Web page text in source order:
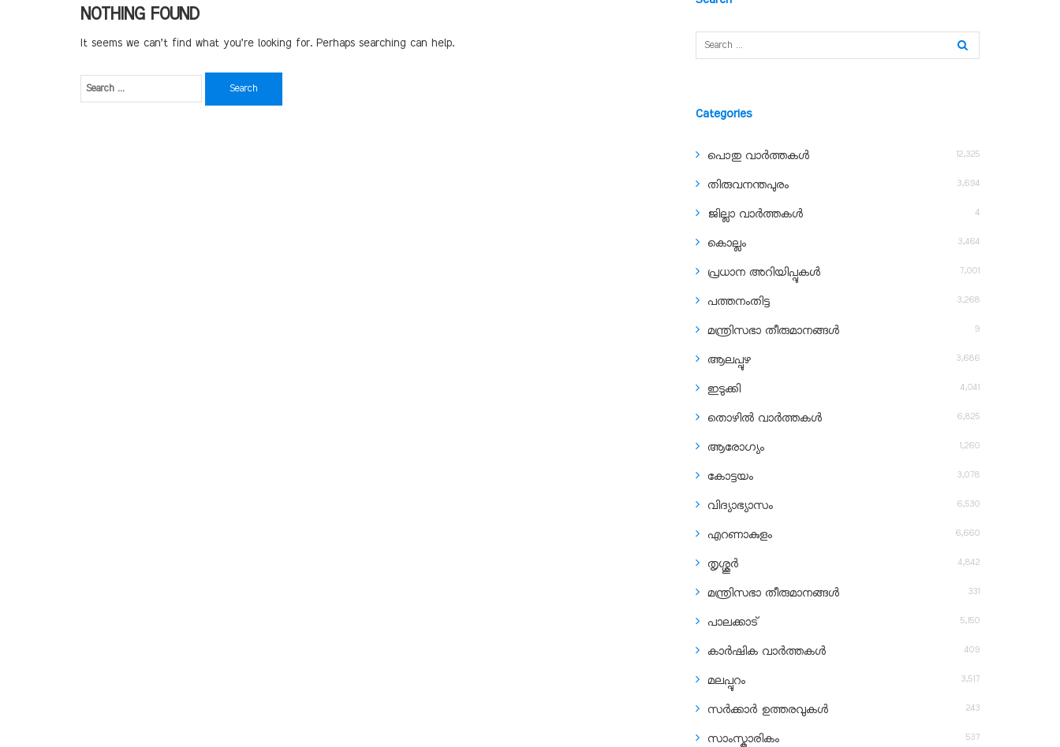
NOTHING FOUND
It seems we can’t find what you’re looking for. Perhaps searching can help.
Categories
പൊതു വാർത്തകൾ 12,325
തിരുവനന്തപുരം 3,694
ജില്ലാ വാർത്തകൾ 4
കൊല്ലം 3,464
പ്രധാന അറിയിപ്പുകൾ 7,001
പത്തനംതിട്ട 3,268
മന്ത്രിസഭാ തീരുമാനങ്ങൾ 9
ആലപ്പുഴ 3,686
ഇടുക്കി 4,041
തൊഴിൽ വാർത്തകൾ 6,825
ആരോഗ്യം 1,260
കോട്ടയം 3,078
വിദ്യാഭ്യാസം 6,530
എറണാകുളം 6,660
തൃശ്ശൂർ 4,842
മന്ത്രിസഭാ തീരുമാനങ്ങൾ 331
പാലക്കാട് 5,150
കാർഷിക വാർത്തകൾ 409
മലപ്പുറം 3,517
സർക്കാർ ഉത്തരവുകൾ 243
സാംസ്കാരികം 537